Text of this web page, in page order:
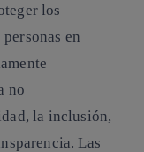
los
en
no
la inclusión,
Las